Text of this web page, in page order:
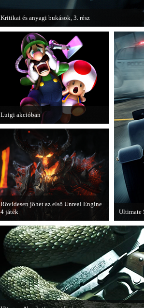
Kritikai és anyagi bukások, 3. rész
A PC Guru "Kritikai és anyagi bukások" című
olvashatjuk.
Luigi akcióban
A Nintendo 3DS-re készülő Luigi's
Mansion: Dark Moon újabb képeken
mutatja meg magát.
Ultimate
Már
Wanted
Rövidesen jöhet az első Unreal Engine
4 játék
A Zombie Studios készölő játéka az
Epic Games legújabb motorját, az
Unreal Engine 4-et fogja használni.